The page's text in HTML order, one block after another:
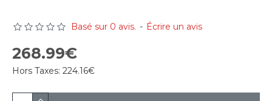
Basé sur 0 avis. - Écrire un avis
268.99€
Hors Taxes: 224.16€